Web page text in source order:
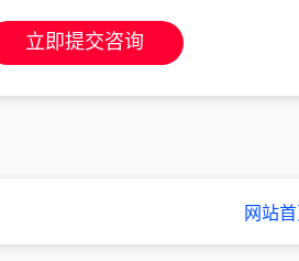
立即提交咨询
网站